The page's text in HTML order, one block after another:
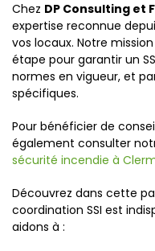
Chez DP Consulting et
expertise reconnue
vos locaux. Notre
étape pour garantir un
normes en vigueur, et
spécifiques.
Pour bénéficier de
également consulter
sécurité incendie à
Découvrez dans cette
coordination SSI est
aidons à :